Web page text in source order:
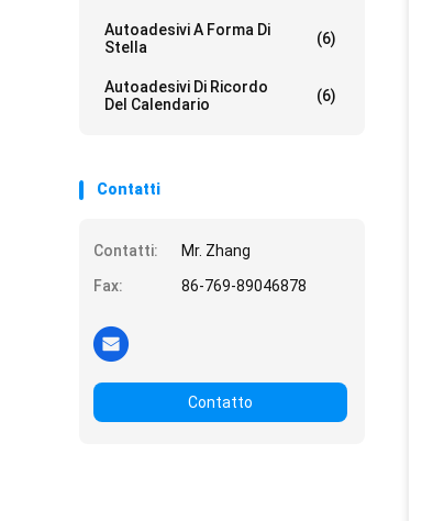
Autoadesivi A Forma Di
Stella
(6)
Autoadesivi Di Ricordo
Del Calendario
(6)
Contatti
Contatti:
Mr. Zhang
Fax:
86-769-89046878
Contatto